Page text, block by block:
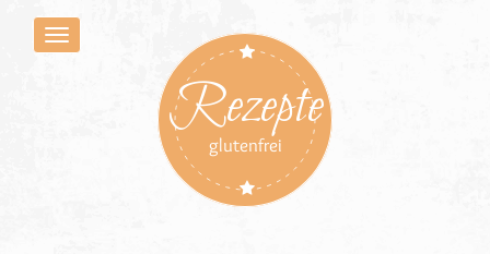
Rezepte
glutenfrei